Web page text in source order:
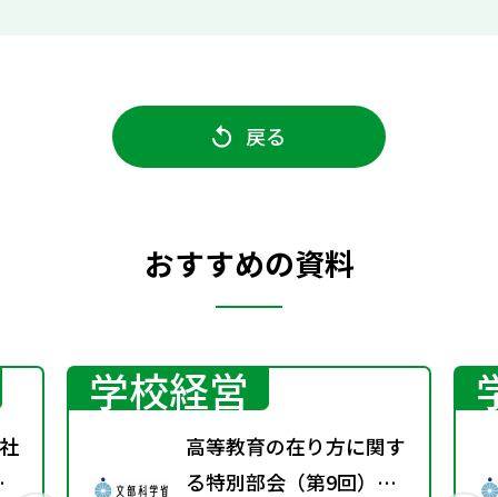
戻る
おすすめの資料
学校経営
高等教育の在り方に関す
る特別部会（第9回）配